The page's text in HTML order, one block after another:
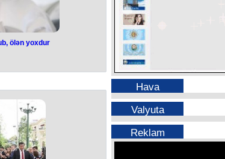
ölən yoxdur
Hava
Valyuta
Reklam